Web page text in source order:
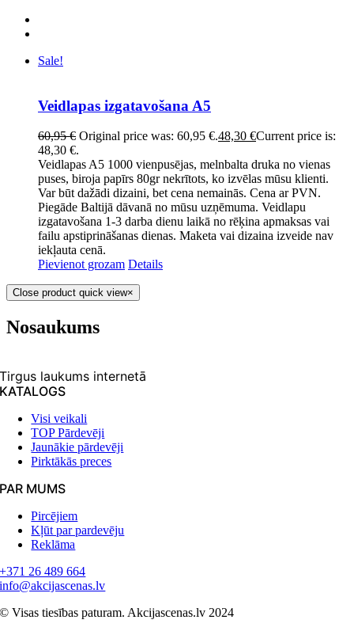
Sale!
Veidlapas izgatavošana A5
60,95€ Original price was: 60,95 €.48,30 €Current price is:
48,30 €.
Veidlapas A5 1000 vienpusējas, melnbalta druka no vienas
puses, biroja papīrs 80gr nekrītots, ko izvēlas mūsu klienti.
Var būt dažādi dizaini, bet cena nemainās. Cena ar PVN.
Piegāde Baltijā dāvanā no mūsu uzņēmuma. Veidlapu
izgatavošana 1-3 darba dienu laikā no rēķina apmaksas vai
failu apstiprināšanas dienas. Maketa vai dizaina izveide nav
iekļauta cenā.
Pievienot grozam Details
Close product quick view×
Nosaukums
Tirgus laukums internetā
KATALOGS
Visi veikali
TOP Pārdevēji
Jaunākie pārdevēji
Pirktākās preces
PAR MUMS
Pircējiem
Kļūt par pardevēju
Reklāma
+371 26 489 664
info@akcijascenas.lv
© Visas tiesības paturam. Akcijascenas.lv 2024